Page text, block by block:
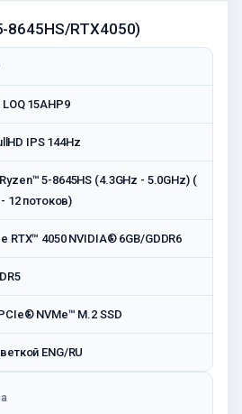
8645HS/RTX4050)
15AHP9
IPS 144Hz
5-8645HS (4.3GHz - 5.0GHz) (
12 потоков)
RTX™ 4050 NVIDIA® 6GB/GDDR6
NVMe™ M.2 SSD
ENG/RU